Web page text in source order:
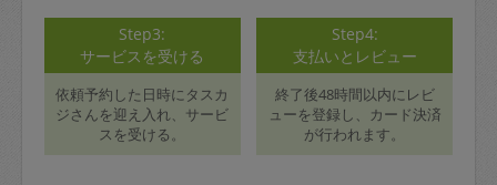
Step3:
サービスを受ける
依頼予約した日時にタスカ
ジさんを迎え入れ、サービ
スを受ける。
Step4:
支払いとレビュー
終了後48時間以内にレビ
ューを登録し、カード決済
が行われます。